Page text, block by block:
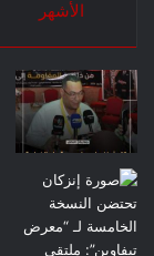
الأشهر